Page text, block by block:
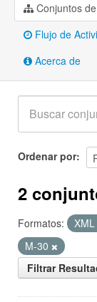
Conjuntos
Flujo de
Acerca de
Ordenar por
2
Formatos: XML
M-30
Filtrar